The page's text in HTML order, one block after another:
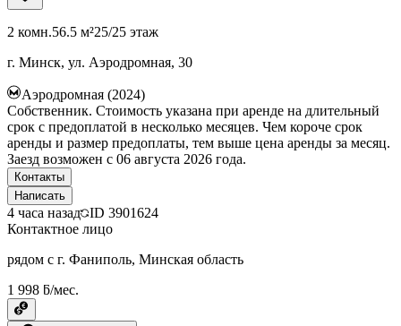
2 комн.56.5 м²25/25 этаж
г. Минск, ул. Аэродромная, 30
Аэродромная (2024)
Собственник. Стоимость указана при аренде на длительный
срок с предоплатой в несколько месяцев. Чем короче срок
аренды и размер предоплаты, тем выше цена аренды за месяц.
Заезд возможен с 06 августа 2026 года.
Контакты
Написать
4 часа назад ID 3901624
Контактное лицо
рядом с г. Фаниполь, Минская область
1 998 ƃ/мес.